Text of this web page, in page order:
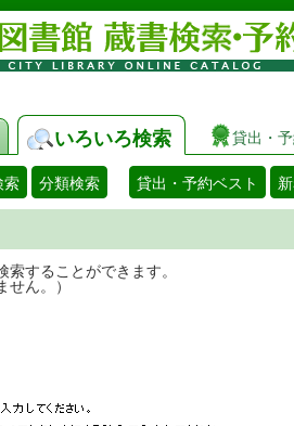
いろいろ検索 貸出・
索 分類検索 貸出・予約ベスト
蔵書を検索することがで
ん。）